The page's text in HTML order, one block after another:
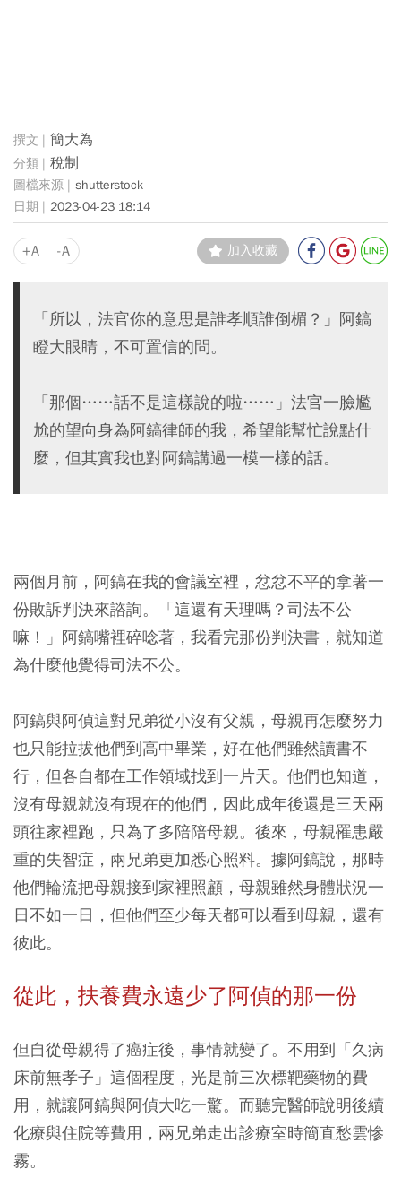
簡大為
稅制
shutterstock
2023-04-23 18:14
+A -A 加入收藏
「所以，法官你的意思是誰孝順誰倒楣？」阿鎬
瞪大眼睛，不可置信的問。
「那個……話不是這樣說的啦……」法官一臉尷
尬的望向身為阿鎬律師的我，希望能幫忙說點什
麼，但其實我也對阿鎬講過一模一樣的話。
兩個月前，阿鎬在我的會議室裡，忿忿不平的拿著一
份敗訴判決來諮詢。「這還有天理嗎？司法不公
嘛！」阿鎬嘴裡碎唸著，我看完那份判決書，就知道
為什麼他覺得司法不公。
阿鎬與阿偵這對兄弟從小沒有父親，母親再怎麼努力
也只能拉拔他們到高中畢業，好在他們雖然讀書不
行，但各自都在工作領域找到一片天。他們也知道，
沒有母親就沒有現在的他們，因此成年後還是三天兩
頭往家裡跑，只為了多陪陪母親。後來，母親罹患嚴
重的失智症，兩兄弟更加悉心照料。據阿鎬說，那時
他們輪流把母親接到家裡照顧，母親雖然身體狀況一
日不如一日，但他們至少每天都可以看到母親，還有
彼此。
從此，扶養費永遠少了阿偵的那一份
但自從母親得了癌症後，事情就變了。不用到「久病
床前無孝子」這個程度，光是前三次標靶藥物的費
用，就讓阿鎬與阿偵大吃一驚。而聽完醫師說明後續
化療與住院等費用，兩兄弟走出診療室時簡直愁雲慘
霧。